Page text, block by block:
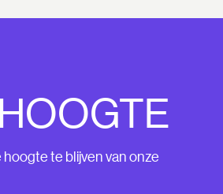
te blijven van onze